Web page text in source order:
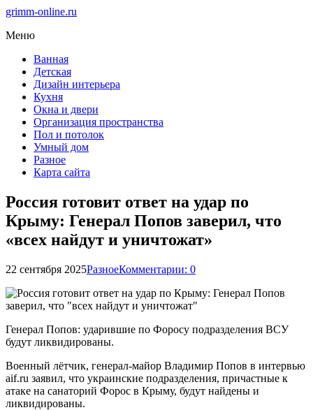
grimm-online.ru
Меню
Ванная
Детская
Дизайн интерьера
Кухня
Окна и двери
Организация пространства
Пол и потолок
Умный дом
Разное
Карта сайта
Россия готовит ответ на удар по
Крыму: Генерал Попов заверил, что
«всех найдут и уничтожат»
22 сентября 2025РазноеКомментарии: 0
Генерал Попов: ударившие по Форосу подразделения ВСУ
будут ликвидированы.
Военный лётчик, генерал-майор Владимир Попов в интервью
aif.ru заявил, что украинские подразделения, причастные к
атаке на санаторий Форос в Крыму, будут найдены и
ликвидированы.